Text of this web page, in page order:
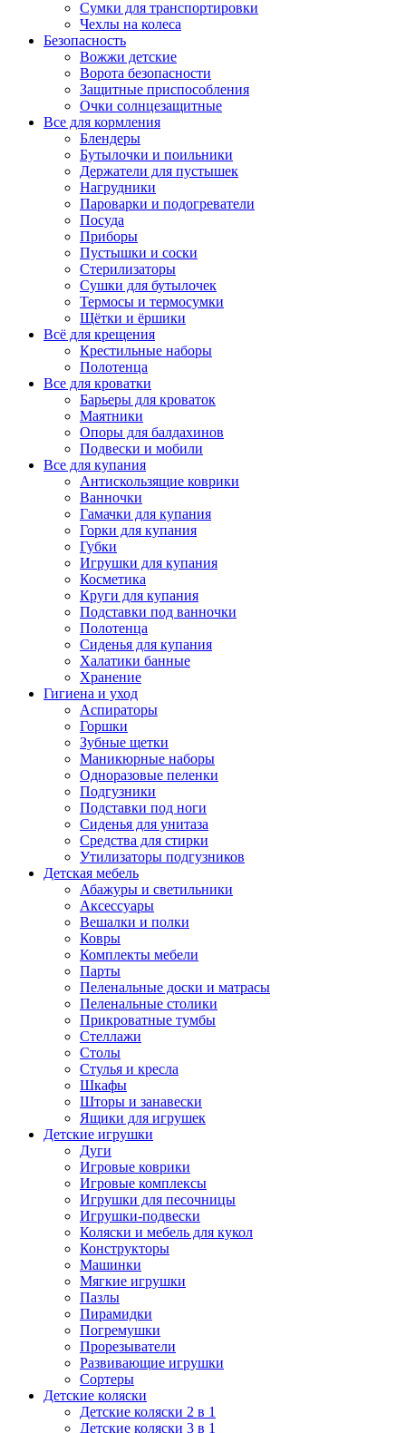
Сумки для транспортировки
Чехлы на колеса
Безопасность
Вожжи детские
Ворота безопасности
Защитные приспособления
Очки солнцезащитные
Все для кормления
Блендеры
Бутылочки и поильники
Держатели для пустышек
Нагрудники
Пароварки и подогреватели
Посуда
Приборы
Пустышки и соски
Стерилизаторы
Сушки для бутылочек
Термосы и термосумки
Щётки и ёршики
Всё для крещения
Крестильные наборы
Полотенца
Все для кроватки
Барьеры для кроваток
Маятники
Опоры для балдахинов
Подвески и мобили
Все для купания
Антискользящие коврики
Ванночки
Гамачки для купания
Горки для купания
Губки
Игрушки для купания
Косметика
Круги для купания
Подставки под ванночки
Полотенца
Сиденья для купания
Халатики банные
Хранение
Гигиена и уход
Аспираторы
Горшки
Зубные щетки
Маникюрные наборы
Одноразовые пеленки
Подгузники
Подставки под ноги
Сиденья для унитаза
Средства для стирки
Утилизаторы подгузников
Детская мебель
Абажуры и светильники
Аксессуары
Вешалки и полки
Ковры
Комплекты мебели
Парты
Пеленальные доски и матрасы
Пеленальные столики
Прикроватные тумбы
Стеллажи
Столы
Стулья и кресла
Шкафы
Шторы и занавески
Ящики для игрушек
Детские игрушки
Дуги
Игровые коврики
Игровые комплексы
Игрушки для песочницы
Игрушки-подвески
Коляски и мебель для кукол
Конструкторы
Машинки
Мягкие игрушки
Пазлы
Пирамидки
Погремушки
Прорезыватели
Развивающие игрушки
Сортеры
Детские коляски
Детские коляски 2 в 1
Детские коляски 3 в 1